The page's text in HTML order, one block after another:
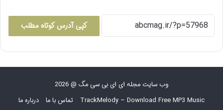
کپی آدرس کوتاه مطلب
وب سایت مجله ای ای بی سی مگ @ 2026
TrackMelody – Download Free MP3 Music
تماس با ما درباره ما